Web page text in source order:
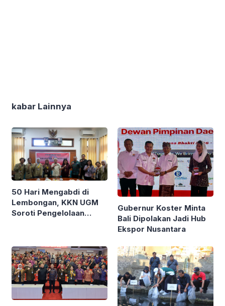
kabar Lainnya
50 Hari Mengabdi di
Lembongan, KKN UGM
Soroti Pengelolaan
Gubernur Koster Minta
Bali Dipolakan Jadi Hub
Ekspor Nusantara